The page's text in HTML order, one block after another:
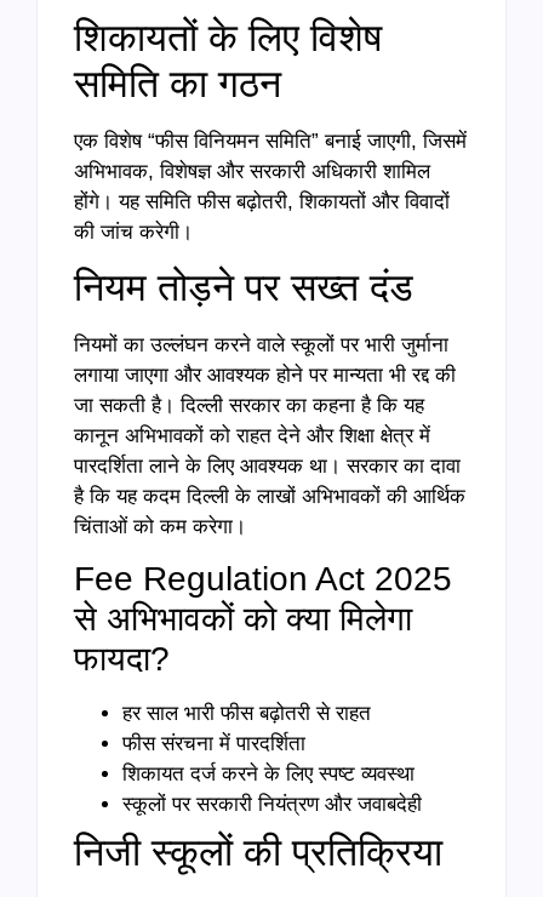
शिकायतों के लिए विशेष
समिति का गठन
एक विशेष “फीस विनियमन समिति” बनाई जाएगी, जिसमें
अभिभावक, विशेषज्ञ और सरकारी अधिकारी शामिल
होंगे। यह समिति फीस बढ़ोतरी, शिकायतों और विवादों
की जांच करेगी।
नियम तोड़ने पर सख्त दंड
नियमों का उल्लंघन करने वाले स्कूलों पर भारी जुर्माना
लगाया जाएगा और आवश्यक होने पर मान्यता भी रद्द की
जा सकती है। दिल्ली सरकार का कहना है कि यह
कानून अभिभावकों को राहत देने और शिक्षा क्षेत्र में
पारदर्शिता लाने के लिए आवश्यक था। सरकार का दावा
है कि यह कदम दिल्ली के लाखों अभिभावकों की आर्थिक
चिंताओं को कम करेगा।
Fee Regulation Act 2025
से अभिभावकों को क्या मिलेगा
फायदा?
हर साल भारी फीस बढ़ोतरी से राहत
फीस संरचना में पारदर्शिता
शिकायत दर्ज करने के लिए स्पष्ट व्यवस्था
स्कूलों पर सरकारी नियंत्रण और जवाबदेही
निजी स्कूलों की प्रतिक्रिया